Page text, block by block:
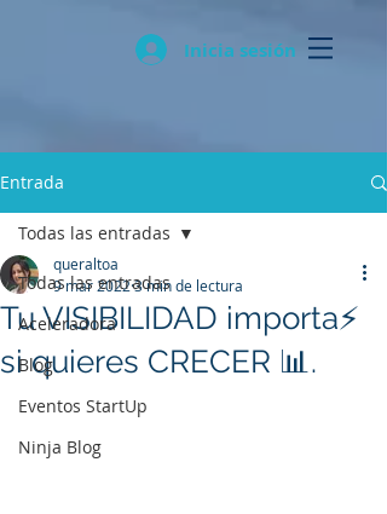
Inicia sesión
Entrada
Todas las entradas
Aceleradora
Blog
Eventos StartUp
Ninja Blog
Todas las entradas
Tu VISIBILIDAD importa⚡
si quieres CRECER 📊.
queraltoa
9 mar 20223 min de lectura